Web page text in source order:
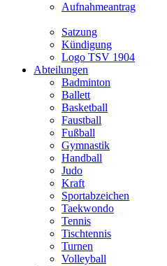
Aufnahmeantrag
Satzung
Kündigung
Logo TSV 1904
Abteilungen
Badminton
Ballett
Basketball
Faustball
Fußball
Gymnastik
Handball
Judo
Kraft
Sportabzeichen
Taekwondo
Tennis
Tischtennis
Turnen
Volleyball